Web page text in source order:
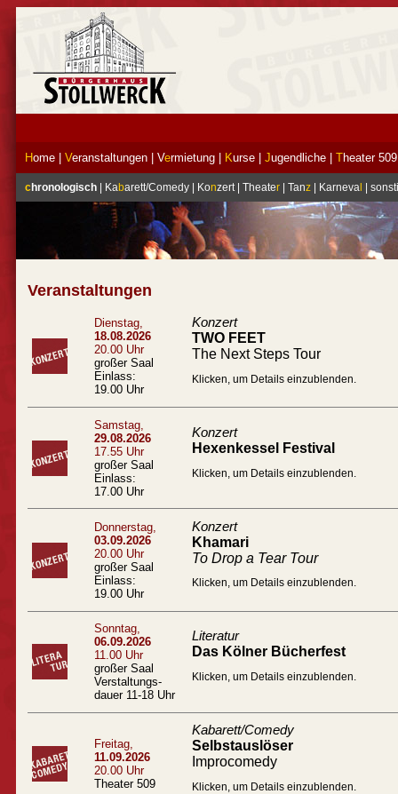
Home Veranstaltungen Vermietung Kurse Jugendliche Theater 509
chronologisch Kabarett/Comedy Konzert Theater Tanz Karneva sonsti
Veranstaltungen
Dienstag,
18.08.2026
20.00 Uhr
großer Saal
Einlass:
19.00 Uhr
Konzert
TWO FEET
The Next Steps Tour
Klicken, um Details einzublenden.
Samstag,
29.08.2026
17.55 Uhr
großer Saal
Einlass:
17.00 Uhr
Konzert
Hexenkessel Festival
Klicken, um Details einzublenden.
Donnerstag,
03.09.2026
20.00 Uhr
großer Saal
Einlass:
19.00 Uhr
Konzert
Khamari
To Drop a Tear Tour
Klicken, um Details einzublenden.
Sonntag,
06.09.2026
11.00 Uhr
großer Saal
Verstaltungs-
dauer 11-18 Uhr
Literatur
Das Kölner Bücherfest
Klicken, um Details einzublenden.
Freitag,
11.09.2026
20.00 Uhr
Theater 509
Kabarett/Comedy
Selbstauslöser
Improcomedy
Klicken, um Details einzublenden.